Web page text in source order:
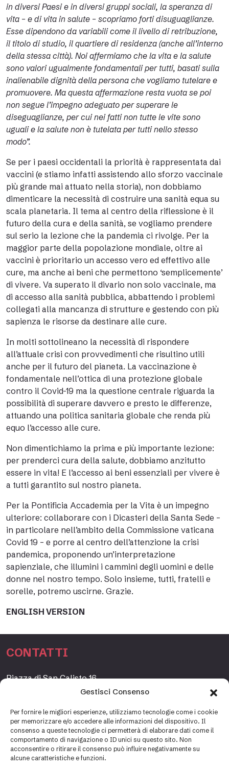
Gestisci Consenso
Per fornire le migliori esperienze, utilizziamo tecnologie come i cookie
per memorizzare e/o accedere alle informazioni del dispositivo. Il
consenso a queste tecnologie ci permetterà di elaborare dati come il
comportamento di navigazione o ID unici su questo sito. Non
acconsentire o ritirare il consenso può influire negativamente su
alcune caratteristiche e funzioni.
in diversi Paesi e in diversi gruppi sociali, la speranza di
vita – e di vita in salute – scopriamo forti disuguaglianze.
Esse dipendono da variabili come il livello di retribuzione,
il titolo di studio, il quartiere di residenza (anche all’interno
della stessa città). Noi affermiamo che la vita e la salute
sono valori ugualmente fondamentali per tutti, basati sulla
inalienabile dignità della persona che vogliamo tutelare e
promuovere. Ma questa affermazione resta vuota se poi
non segue l’impegno adeguato per superare le
diseguaglianze, per cui nei fatti non tutte le vite sono
uguali e la salute non è tutelata per tutti nello stesso
modo”.
Se per i paesi occidentali la priorità è rappresentata dai
vaccini (e stiamo infatti assistendo allo sforzo vaccinale
più grande mai attuato nella storia), non dobbiamo
dimenticare la necessità di costruire una sanità equa su
scala planetaria. Il tema al centro della riflessione è il
futuro della cura e della sanità, se vogliamo prendere
sul serio la lezione che la pandemia ci rivolge. Per la
maggior parte della popolazione mondiale, oltre ai
vaccini è prioritario un accesso vero ed effettivo alle
cure, ma anche ai beni che permettono ‘semplicemente’
di vivere. Va superato il divario non solo vaccinale, ma
di accesso alla sanità pubblica, abbattendo i problemi
collegati alla mancanza di strutture e gestendo con più
sapienza le risorse da destinare alle cure.
In molti sottolineano la necessità di rispondere
all’attuale crisi con provvedimenti che risultino utili
anche per il futuro del pianeta. La vaccinazione è
fondamentale nell’ottica di una protezione globale
contro il Covid-19 ma la questione centrale riguarda la
possibilità di superare davvero e presto le differenze,
attuando una politica sanitaria globale che renda più
equo l’accesso alle cure.
Non dimentichiamo la prima e più importante lezione:
per prenderci cura della salute, dobbiamo anzitutto
essere in vita! E l’accesso ai beni essenziali per vivere è
a tutti garantito sul nostro pianeta.
Per la Pontificia Accademia per la Vita è un impegno
ulteriore: collaborare con i Dicasteri della Santa Sede –
in particolare nell’ambito della Commissione vaticana
Covid 19 – e porre al centro dell’attenzione la crisi
pandemica, proponendo un’interpretazione
sapienziale, che illumini i cammini degli uomini e delle
donne nel nostro tempo. Solo insieme, tutti, fratelli e
sorelle, potremo uscirne. Grazie.
ENGLISH VERSION
CONTATTI
Piazza di San Calisto 16,
www.fondazioneetagrande.org
SEGRETERIA